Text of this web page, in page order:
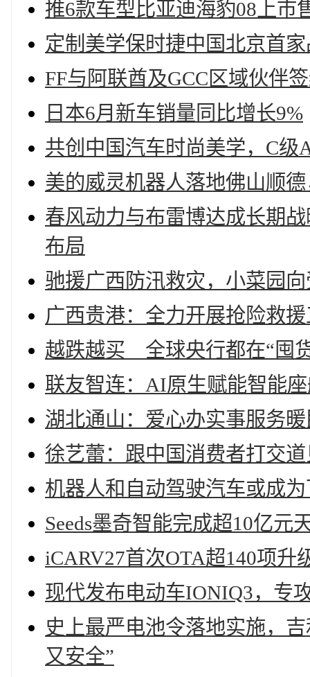
推6款车型比亚迪海豹08上市
定制美学保时捷中国北京首
FF与阿联酋及GCC区域伙伴
日本6月新车销量同比增长9%
共创中国汽车时尚美学，C
美的威灵机器人落地佛山顺
春风动力与布雷博达成长期
布局
驰援广西防汛救灾，小菜园
广西贵港：全力开展抢险救
越跌越买 全球央行都在“囤
联友智连：AI原生赋能智能
湖北通山：爱心办实事服务
徐艺蕾：跟中国消费者打交
机器人和自动驾驶汽车或成
Seeds墨奇智能完成超10亿元
iCARV27首次OTA超140项
现代发布电动车IONIQ3，专
史上最严电池令落地实施，
又安全”